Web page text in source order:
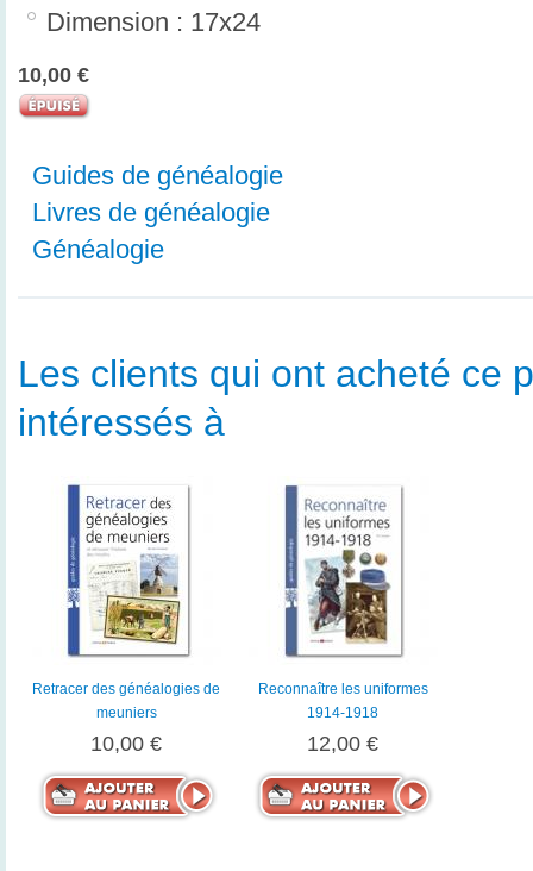
Dimension : 17x24
10,00 €
Guides de généalogie
Livres de généalogie
Généalogie
Les clients qui ont acheté ce
intéressés à
Retracer des généalogies de
meuniers
10,00 €
Reconnaître les uniformes
1914-1918
12,00 €